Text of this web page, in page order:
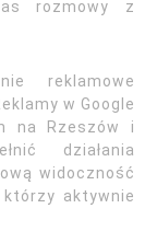
rozmowy z
reklamowe
w Google
na Rzeszów i
działania
widoczność
aktywnie